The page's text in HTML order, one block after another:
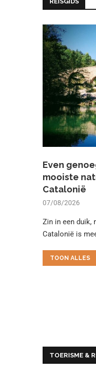
Even
mooiste
Catalonië
07/08/2026
Zin in een duik,
Catalonië is
TOON ALLES
TOERISME &